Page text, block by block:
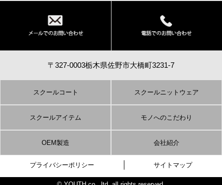
〒327-0003栃木県佐野市大橋町3231-7
スクールコート スクールニットウェア
スクールアイテム モノへのこだわり
OEM製造 会社紹介
プライバシーポリシー サイトマップ